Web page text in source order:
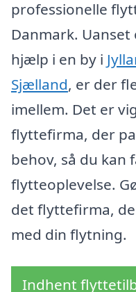
professionelle
Danmark.
hjælp i en by i
Sjælland, er der
imellem. Det er
flyttefirma, der
behov, så du kan
flytteoplevelse.
det flyttefirma,
med din flytning.
Indhent